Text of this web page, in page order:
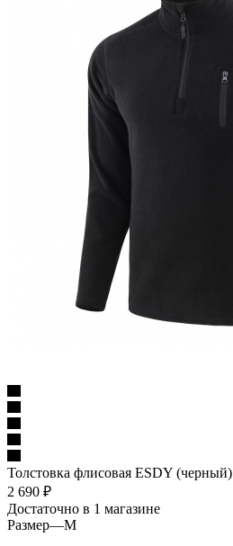
Толстовка флисовая ESDY (черный)
2 690 ₽
Достаточно в 1 магазине
Размер—M